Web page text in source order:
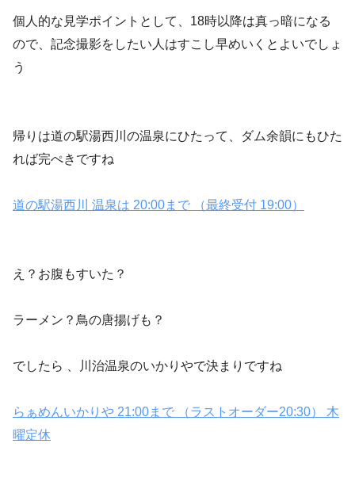
個人的な見学ポイントとして、18時以降は真っ暗になる
ので、記念撮影をしたい人はすこし早めいくとよいでしょ
う
帰りは道の駅湯西川の温泉にひたって、ダム余韻にもひた
れば完ぺきですね
道の駅湯西川 温泉は 20:00まで （最終受付 19:00）
え？お腹もすいた？
ラーメン？鳥の唐揚げも？
でしたら 、川治温泉のいかりやで決まりですね
らぁめんいかりや 21:00まで （ラストオーダー20:30） 木
曜定休